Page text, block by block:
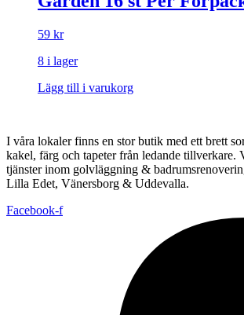
59 kr
8 i lager
Lägg till i varukorg
I våra lokaler finns en stor butik med ett brett
kakel, färg och tapeter från ledande tillverkare.
tjänster inom golvläggning &
Lilla Edet, Vänersborg & Uddevalla.
Facebook-f